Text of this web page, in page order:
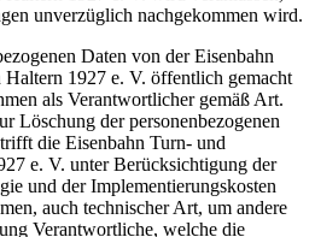
unverzüglich nachgekommen wird.
Daten von der Eisenbahn
1927 e. V. öffentlich gemacht
als Verantwortlicher gemäß Art.
Löschung der personenbezogenen
die Eisenbahn Turn- und
e. V. unter Berücksichtigung der
und der Implementierungskosten
auch technischer Art, um andere
Verantwortliche, welche die